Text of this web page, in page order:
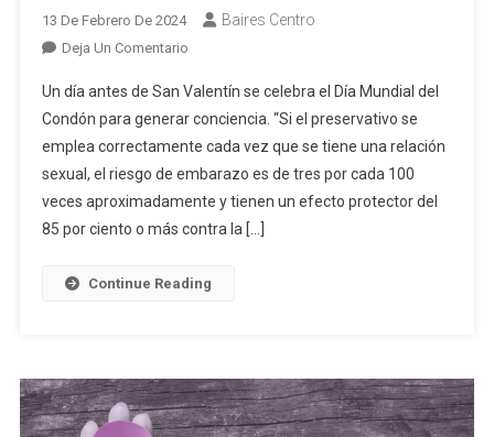
13 De Febrero De 2024 Baires Centro
Deja Un ComentarioEn
Mundial
Del
Preservativo:
La
Importancia
De
Uso
De
Transmisión
Sexual
Un día antes de San Valentín se celebra el Día Mundial del
Condón para generar conciencia. “Si el preservativo se
emplea correctamente cada vez que se tiene una relación
sexual, el riesgo de embarazo es de tres por cada 100
veces aproximadamente y tienen un efecto protector del
85 por ciento o más contra la […]
Continue Reading